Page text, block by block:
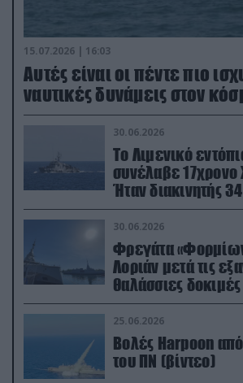
15.07.2026 | 16:03
Aυτές είναι οι πέντε πιο
ναυτικές δυνάμεις στον
30.06.2026
Το Λιμενικό
συνέλαβε 17χρονο
Ήταν διακινητής
μεταναστών
30.06.2026
Φρεγάτα
Λοριάν μετά τις
θαλάσσιες δοκιμές στον
απαιτητικό
25.06.2026
Βολές Harpoon
του ΠΝ (βίντεο)